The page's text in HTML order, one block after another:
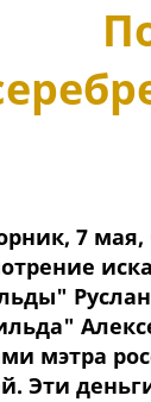
7
мэтра
Эти